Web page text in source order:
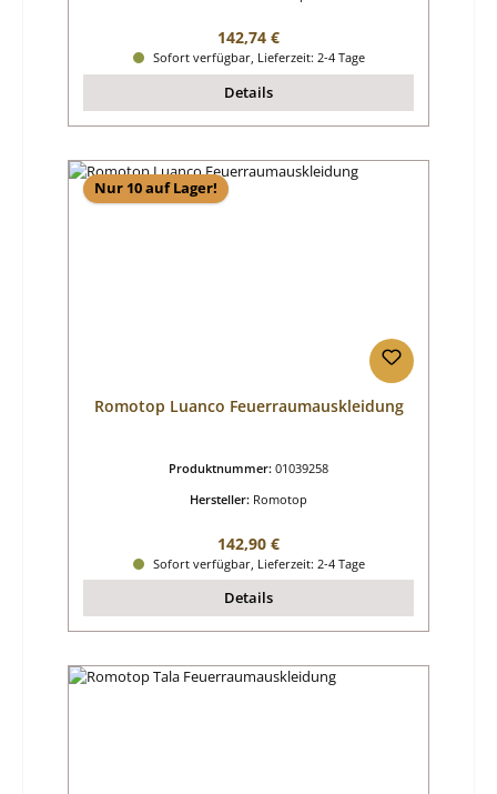
Regulärer Preis:
142,74 €
Sofort verfügbar, Lieferzeit: 2-4 Tage
Details
Nur 10 auf Lager!
Romotop Luanco Feuerraumauskleidung
Produktnummer: 01039258
Hersteller: Romotop
Regulärer Preis:
142,90 €
Sofort verfügbar, Lieferzeit: 2-4 Tage
Details